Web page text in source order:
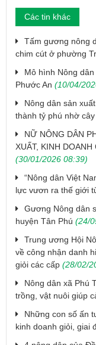
Các tin khác
Tấm gương nông
chim cút ở phường
Mô hình Nông
Phước An (10/04/
Nông dân sản
thành tỷ phú nhờ
NỮ NÔNG DÂN
XUẤT, KINH
(30/01/2026 08:39)
“Nông dân Việt
lực vươn ra thế giới
Gương Nông dân
huyện Tân Phú (24/
Trung ương Hội
về công nhận danh
giỏi các cấp (28/02/
Nông dân xã Phú
trồng, vật nuôi giúp
Những con số ấn
kinh doanh giỏi, giai